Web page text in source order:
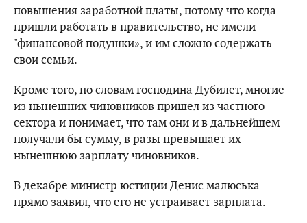
повышения заработной платы, потому что когда
пришли работать в правительство, не имели
"финансовой подушки», и им сложно содержать
свои семьи.
Кроме того, по словам господина Дубилет, многие
из нынешних чиновников пришел из частного
сектора и понимает, что там они и в дальнейшем
получали бы сумму, в разы превышает их
нынешнюю зарплату чиновников.
В декабре министр юстиции Денис малюська
прямо заявил, что его не устраивает зарплата.